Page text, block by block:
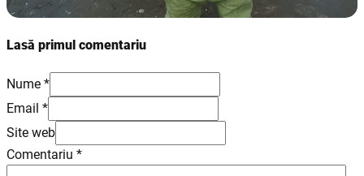
Lasă primul comentariu
Nume *
Email *
Site web
Comentariu *